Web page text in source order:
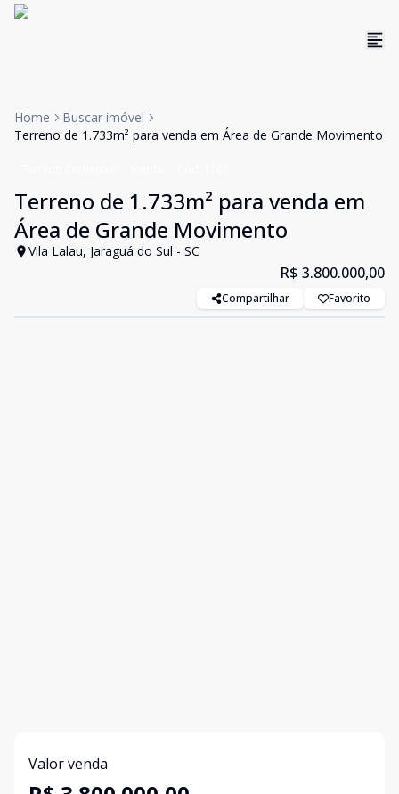
Home
Buscar imóvel
Terreno de 1.733m² para venda em Área de Grande Movimento
Terreno de 1.733m² para venda em
Área de Grande Movimento
Vila Lalau, Jaraguá do Sul - SC
R$ 3.800.000,00
Compartilhar Favorito
Valor venda